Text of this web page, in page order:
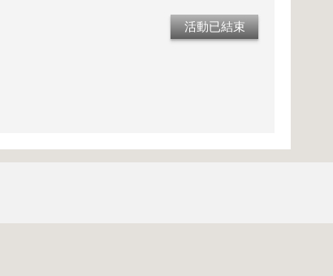
活動已結束